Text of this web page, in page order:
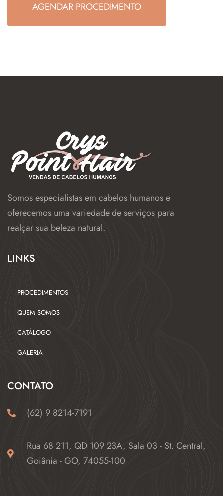
AGENDAR PROCEDIMENTO
Somos especialistas em cabelos humanos e
oferecemos uma variedade de serviços para
realçar sua beleza natural.
LINKS
PROCEDIMENTOS
QUEM SOMOS
CATÁLOGO
GALERIA
CONTATO
(62) 9 8214-7191
Rua 68 211, QD 109 23A, Sala 03 - St. Central,
Goiânia - GO, 74055-100